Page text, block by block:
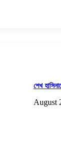
শেখ
August